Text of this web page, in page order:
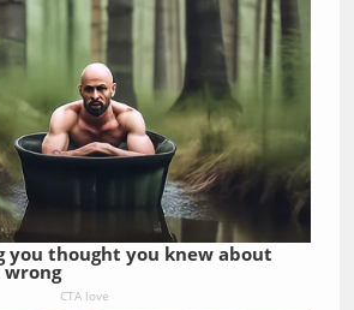
you thought you knew about
CTA love